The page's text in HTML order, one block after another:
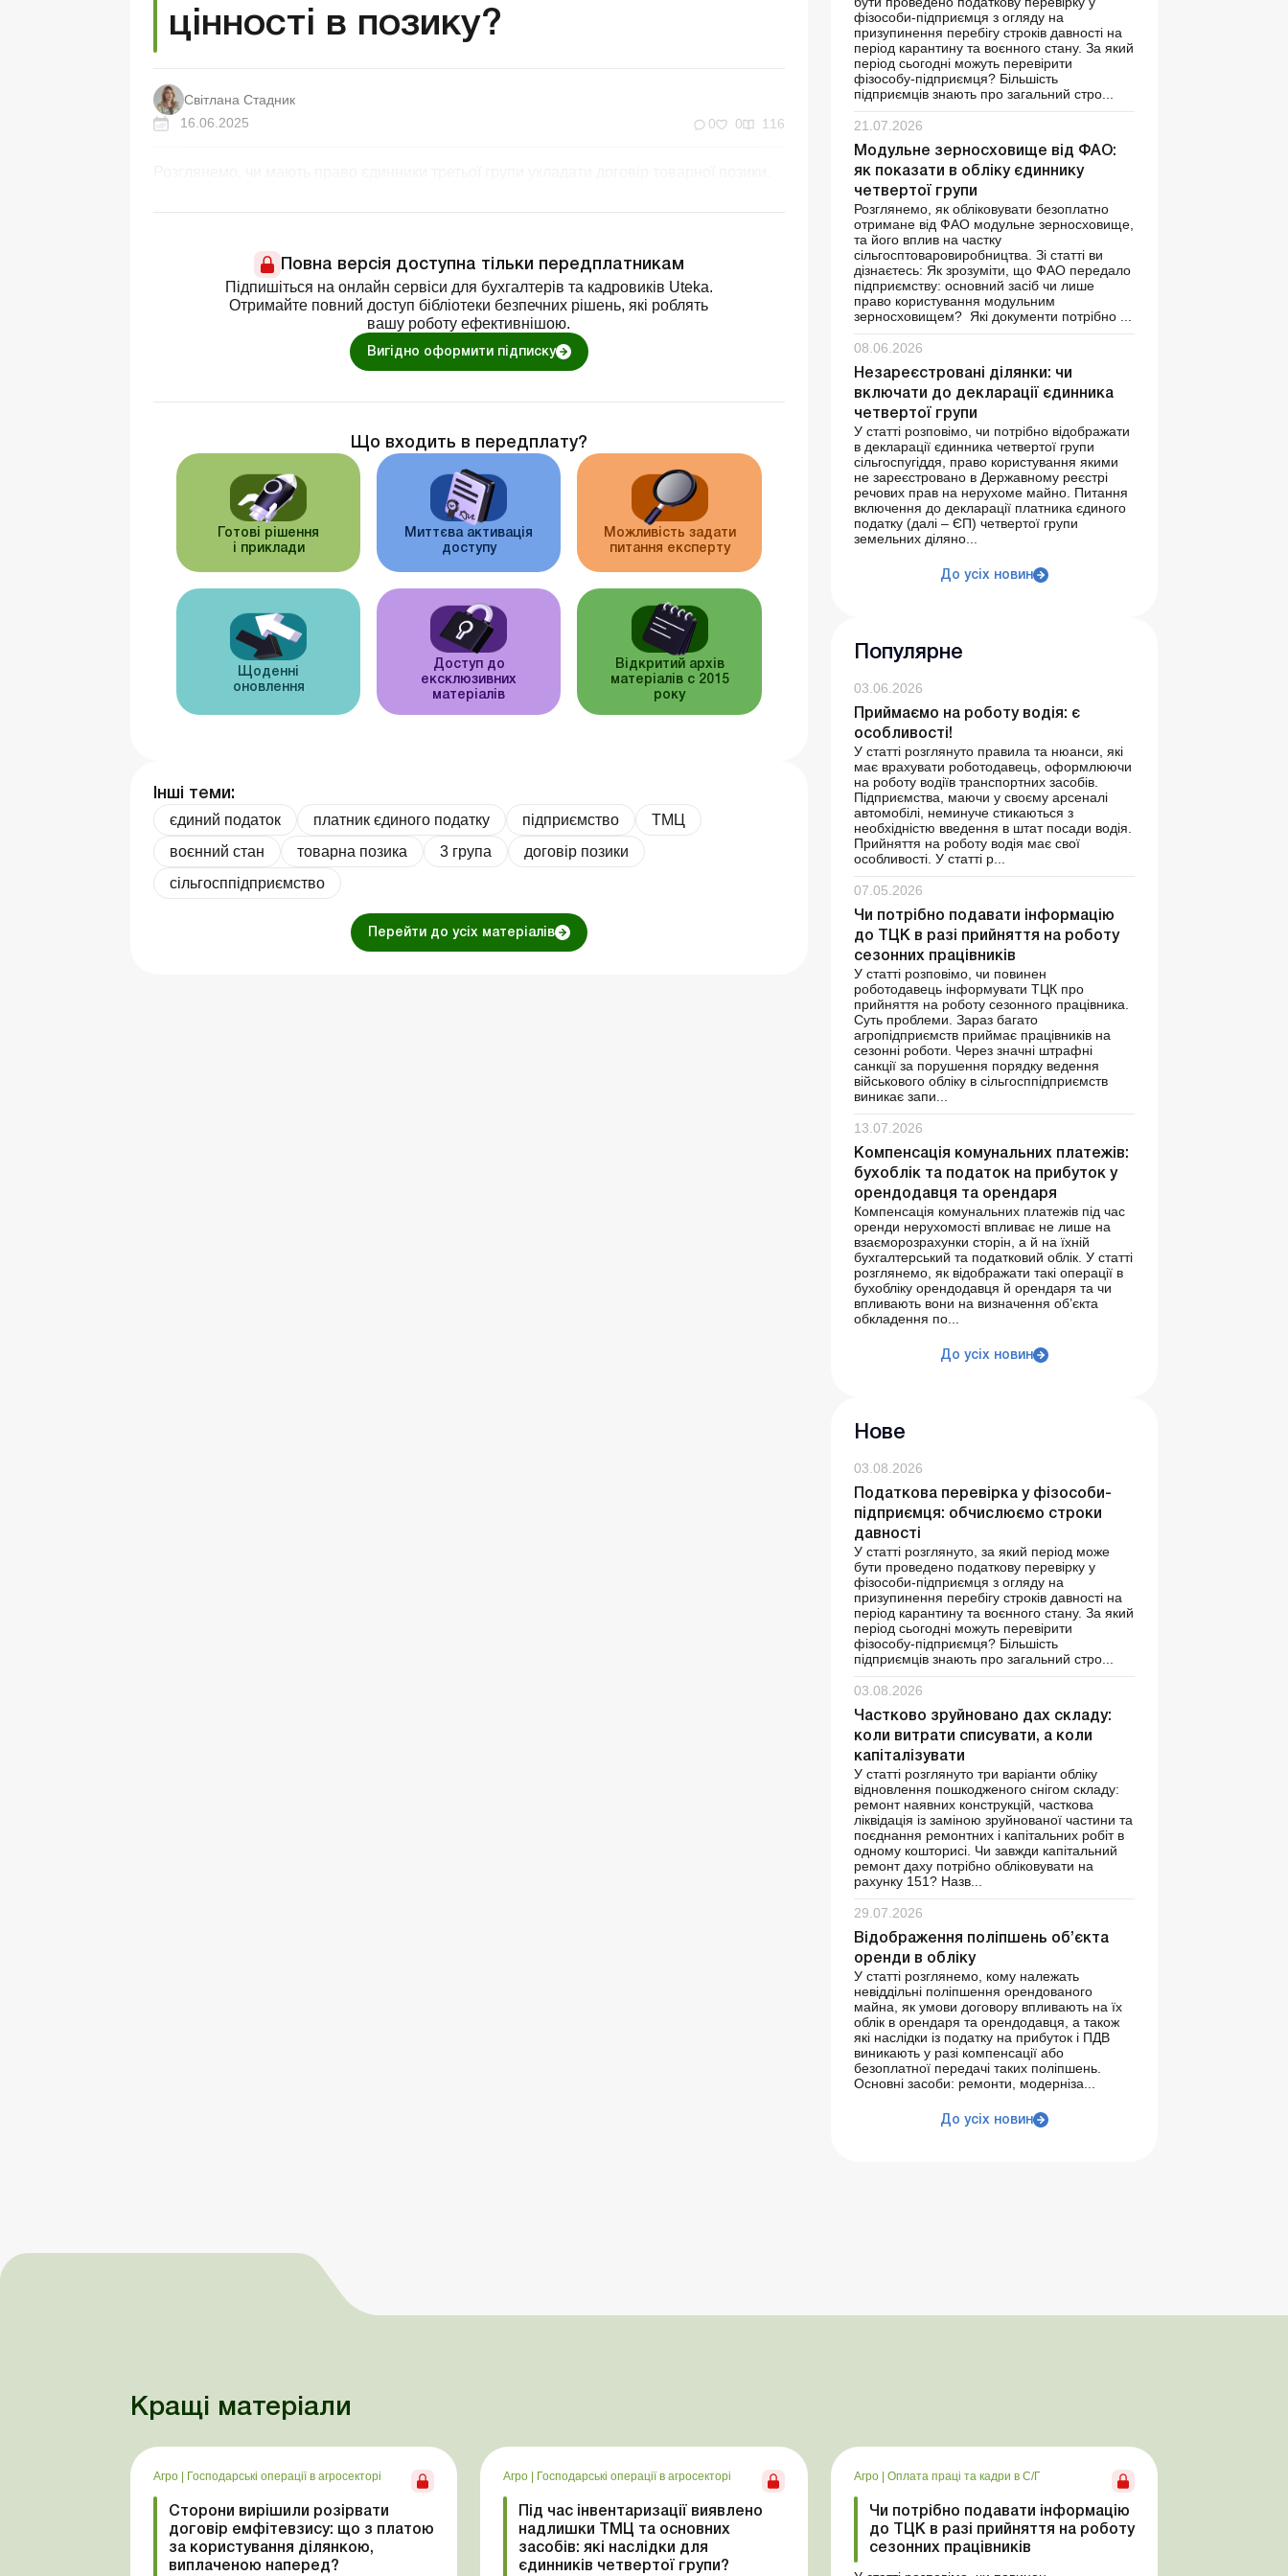
цінності в позику?
Світлана Стадник
16.06.2025
0 0 116
Повна версія доступна тільки передплатникам
Підпишіться на онлайн сервіси для бухгалтерів та кадровиків Uteka.
Отримайте повний доступ бібліотеки безпечних рішень, які роблять
вашу роботу ефективнішою.
Вигідно оформити підписку
Що входить в передплату?
Готові рішення
і приклади
Миттєва активація
доступу
Можливість задати
питання експерту
Щоденні
оновлення
Доступ до
ексклюзивних
матеріалів
Відкритий архів
матеріалів c 2015
року
Інші теми:
єдиний податок платник єдиного податку підприємство
ТМЦ
воєнний стан
товарна позика 3 група
договір позики
сільгосппідприємство
Перейти до усіх матеріалів
фізособи-підприємця з огляду на
призупинення перебігу строків давності на
період карантину та воєнного стану. За який
період сьогодні можуть перевірити
фізособу-підприємця? Більшість
підприємців знають про загальний стро...
21.07.2026
Модульне зерносховище від ФАО:
як показати в обліку єдиннику
четвертої групи
Розглянемо, як обліковувати безоплатно
отримане від ФАО модульне зерносховище,
та його вплив на частку
сільгосптоваровиробництва. Зі статті ви
дізнаєтесь: Як зрозуміти, що ФАО передало
підприємству: основний засіб чи лише
право користування модульним
зерносховищем? Які документи потрібно ...
08.06.2026
Незареєстровані ділянки: чи
включати до декларації єдинника
четвертої групи
У статті розповімо, чи потрібно відображати
в декларації єдинника четвертої групи
сільгоспугіддя, право користування якими
не зареєстровано в Державному реєстрі
речових прав на нерухоме майно. Питання
включення до декларації платника єдиного
податку (далі – ЄП) четвертої групи
земельних діляно...
До усіх новин
Популярне
03.06.2026
Приймаємо на роботу водія: є
особливості!
У статті розглянуто правила та нюанси, які
має врахувати роботодавець, оформлюючи
на роботу водіїв транспортних засобів.
Підприємства, маючи у своєму арсеналі
автомобілі, неминуче стикаються з
необхідністю введення в штат посади водія.
Прийняття на роботу водія має свої
особливості. У статті р...
07.05.2026
Чи потрібно подавати інформацію
до ТЦК в разі прийняття на роботу
сезонних працівників
У статті розповімо, чи повинен
роботодавець інформувати ТЦК про
прийняття на роботу сезонного працівника.
Суть проблеми. Зараз багато
агропідприємств приймає працівників на
сезонні роботи. Через значні штрафні
санкції за порушення порядку ведення
військового обліку в сільгосппідприємств
виникає запи...
13.07.2026
Компенсація комунальних платежів:
бухоблік та податок на прибуток у
орендодавця та орендаря
Компенсація комунальних платежів під час
оренди нерухомості впливає не лише на
взаєморозрахунки сторін, а й на їхній
бухгалтерський та податковий облік. У статті
розглянемо, як відображати такі операції в
бухобліку орендодавця й орендаря та чи
впливають вони на визначення об’єкта
обкладення по...
До усіх новин
Нове
03.08.2026
Податкова перевірка у фізособи-
підприємця: обчислюємо строки
давності
У статті розглянуто, за який період може
бути проведено податкову перевірку у
фізособи-підприємця з огляду на
призупинення перебігу строків давності на
період карантину та воєнного стану. За який
період сьогодні можуть перевірити
фізособу-підприємця? Більшість
підприємців знають про загальний стро...
03.08.2026
Частково зруйновано дах складу:
коли витрати списувати, а коли
капіталізувати
У статті розглянуто три варіанти обліку
відновлення пошкодженого снігом складу:
ремонт наявних конструкцій, часткова
ліквідація із заміною зруйнованої частини та
поєднання ремонтних і капітальних робіт в
одному кошторисі. Чи завжди капітальний
ремонт даху потрібно обліковувати на
рахунку 151? Назв...
29.07.2026
Відображення поліпшень об’єкта
оренди в обліку
У статті розглянемо, кому належать
невіддільні поліпшення орендованого
майна, як умови договору впливають на їх
облік в орендаря та орендодавця, а також
які наслідки із податку на прибуток і ПДВ
виникають у разі компенсації або
безоплатної передачі таких поліпшень.
Основні засоби: ремонти, модерніза...
До усіх новин
Кращі матеріали
Агро Господарські операції в агросекторі
Сторони вирішили розірвати
договір емфітевзису: що з платою
за користування ділянкою,
виплаченою наперед?
Агро Господарські операції в агросекторі
Під час інвентаризації виявлено
надлишки ТМЦ та основних
засобів: які наслідки для
єдинників четвертої групи?
Агро Оплата праці та кадри в С/Г
Чи потрібно подавати інформацію
до ТЦК в разі прийняття на роботу
сезонних працівників